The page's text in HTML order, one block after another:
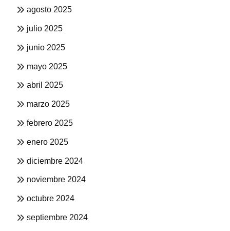
agosto 2025
julio 2025
junio 2025
mayo 2025
abril 2025
marzo 2025
febrero 2025
enero 2025
diciembre 2024
noviembre 2024
octubre 2024
septiembre 2024